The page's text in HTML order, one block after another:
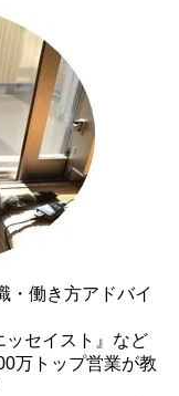
・働き方アドバイ
ッセイスト』など
万トップ営業が教